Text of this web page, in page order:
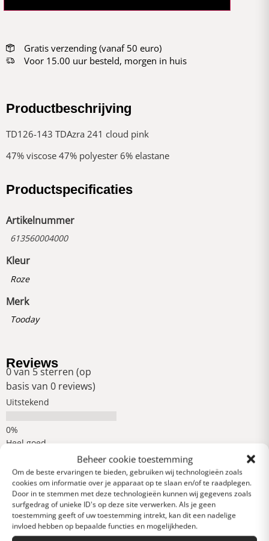
Beheer cookie toestemming
Om de beste ervaringen te bieden, gebruiken wij technologieën zoals
cookies om informatie over je apparaat op te slaan en/of te raadplegen.
Door in te stemmen met deze technologieën kunnen wij gegevens zoals
surfgedrag of unieke ID's op deze site verwerken. Als je geen
toestemming geeft of uw toestemming intrekt, kan dit een nadelige
invloed hebben op bepaalde functies en mogelijkheden.
Gratis verzending (vanaf 50 euro)
Voor 15.00 uur besteld, morgen in huis
Productbeschrijving
TD126-143 TDAzra 241 cloud pink
47% viscose 47% polyester 6% elastane
Productspecificaties
Artikelnummer
613560004000
Kleur
Roze
Merk
Tooday
Reviews
0 van 5 sterren (op
basis van 0 reviews)
Uitstekend
Heel goed
Gemiddeld
Slecht